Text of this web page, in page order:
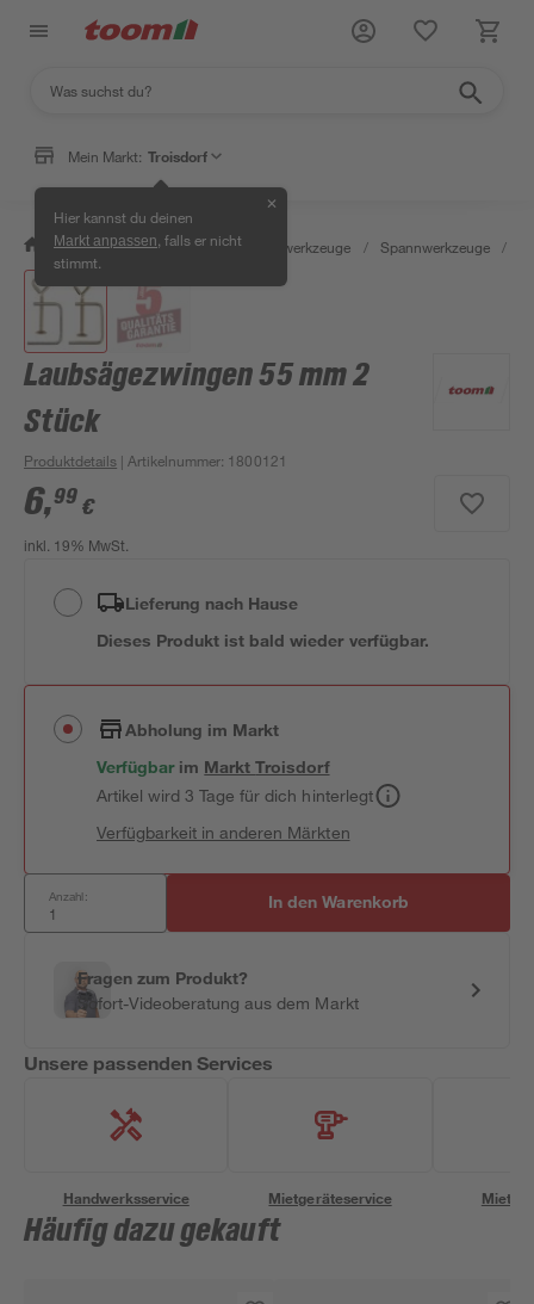
Mein Markt: Troisdorf
Hier kannst du deinen
Markt anpassen , falls er nicht
stimmt.
✕
/ Werkstatt & Maschinen / Handwerkzeuge / Spannwerkzeuge /
Laubsägezwingen 55 mm 2
Stück
Produktdetails | Artikelnummer: 1800121
6,99 €
inkl. 19% MwSt.
Lieferung nach Hause
Dieses Produkt ist bald wieder verfügbar.
Abholung im Markt
Verfügbar im MarktTroisdorf
Artikel wird 3 Tage für dich hinterlegt
Verfügbarkeit in anderen Märkten
Anzahl: In den Warenkorb
Fragen zum Produkt?
Sofort-Videoberatung aus dem Markt
Unsere passenden Services
Handwerksservice Mietgeräteservice
Häufig dazu gekauft